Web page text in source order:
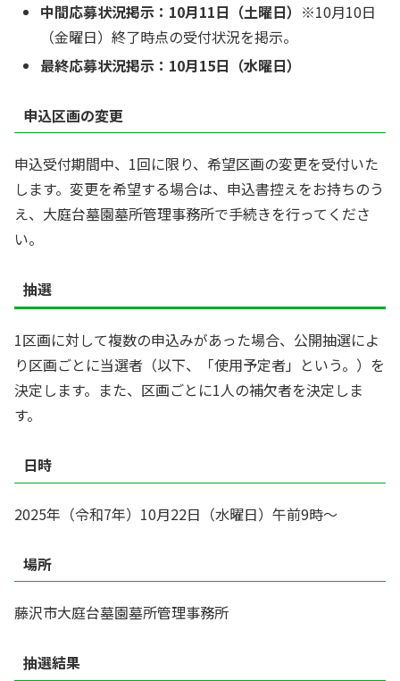
中間応募状況掲示：10月11日（土曜日） ※10月10日
（金曜日）終了時点の受付状況を掲示。
最終応募状況掲示：10月15日（水曜日）
申込区画の変更
申込受付期間中、1回に限り、希望区画の変更を受付いた
します。変更を希望する場合は、申込書控えをお持ちのう
え、大庭台墓園墓所管理事務所で手続きを行ってくださ
い。
抽選
1区画に対して複数の申込みがあった場合、公開抽選によ
り区画ごとに当選者（以下、「使用予定者」という。）を
決定します。また、区画ごとに1人の補欠者を決定しま
す。
日時
2025年（令和7年）10月22日（水曜日）午前9時～
場所
藤沢市大庭台墓園墓所管理事務所
抽選結果